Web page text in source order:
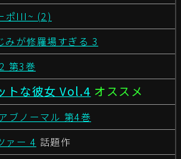
ポIII~ (2)
みが修羅場すぎる 3
第3巻
トな彼女 Vol.4 オススメ
ブノーマル 第4巻
ァー 4 話題作